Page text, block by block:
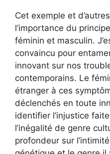
Cet exemple et
l’importance du
féminin et masculin.
convaincu pour
innovant sur nos
contemporains. Le
étranger à ces
déclenchés en toute
identifier l’injustice
l’inégalité de genre
profondeur sur